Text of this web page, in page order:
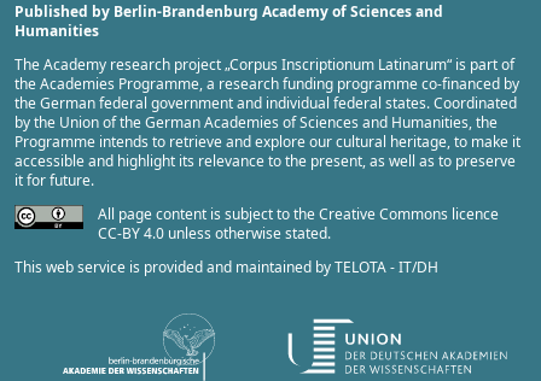
Published by Berlin-Brandenburg Academy of Sciences and
Humanities
The Academy research project „Corpus Inscriptionum Latinarum“ is part of
theAcademies Programme, a research funding programme co-financed by
the German federal government and individual federal states. Coordinated
by the Union of the German Academies of Sciences and Humanities, the
Programme intends to retrieve and explore our cultural heritage, to make it
accessible and highlight its relevance to the present, as well as to preserve
it for future.
All page content is subject to the Creative Commons licence
CC-BY 4.0 unless otherwise stated.
This web service is provided and maintained byTELOTA - IT/DH